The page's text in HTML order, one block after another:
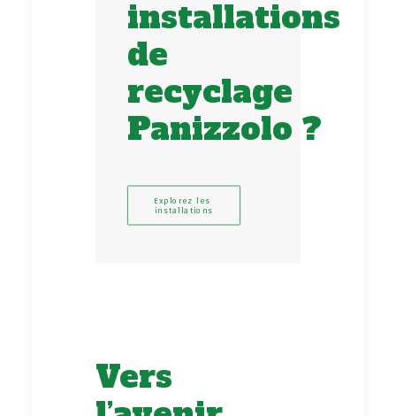
installations
de
recyclage
Panizzolo ?
Explorez les
installations
Vers